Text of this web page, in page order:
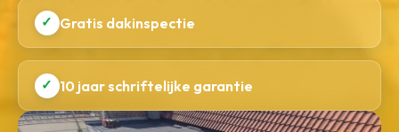
✓ Gratis dakinspectie
✓ 10 jaar schriftelijke garantie